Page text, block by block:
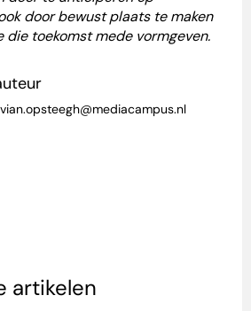
door bewust plaats te maken
die toekomst mede vormgeven.
artikelen